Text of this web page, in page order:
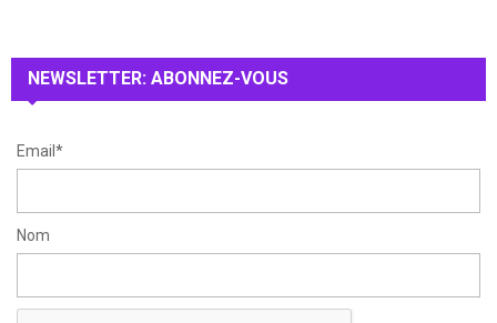
:
NEWSLETTER: ABONNEZ-VOUS
Email*
Nom